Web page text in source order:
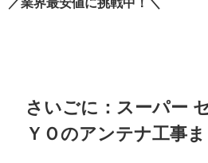
さいごに：スーパー
ＹＯのアンテナ工事